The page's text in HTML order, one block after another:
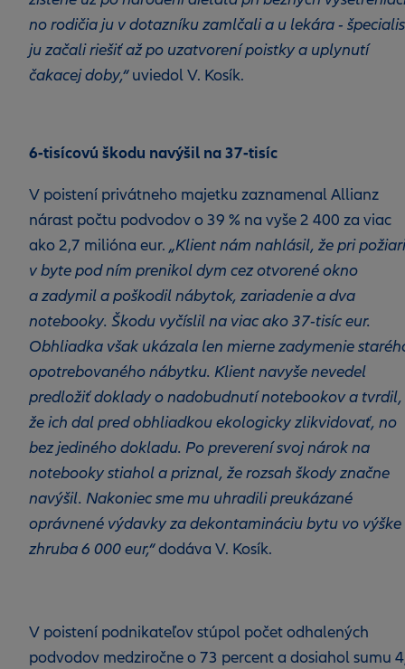
no rodičia ju v dotazníku zamlčali a u lekára -
ju začali riešiť až po uzatvorení poistky a uplynutí
čakacej doby,“uviedol V. Kosík.
6-tisícovú škodu navýšil na 37-tisíc
V poistení privátneho majetku zaznamenal Allianz
nárast počtu podvodov o 39 % na vyše 2 400 za viac
ako 2,7 milióna eur. „Klient nám nahlásil, že pri požiari
v byte pod ním prenikol dym cez otvorené okno
a zadymil a poškodil nábytok, zariadenie a dva
notebooky. Škodu vyčíslil na viac ako 37-tisíc eur.
Obhliadka však ukázala len mierne zadymenie
opotrebovaného nábytku. Klient navyše nevedel
predložiť doklady o nadobudnutí notebookov a tvrdil,
že ich dal pred obhliadkou ekologicky zlikvidovať, no
bez jediného dokladu. Po preverení svoj nárok na
notebooky stiahol a priznal, že rozsah škody značne
navýšil. Nakoniec sme mu uhradili preukázané
oprávnené výdavky za dekontamináciu bytu vo výške
zhruba 6 000 eur,“dodáva V. Kosík.
V poistení podnikateľov stúpol počet odhalených
podvodov medziročne o 73 percent a dosiahol sumu